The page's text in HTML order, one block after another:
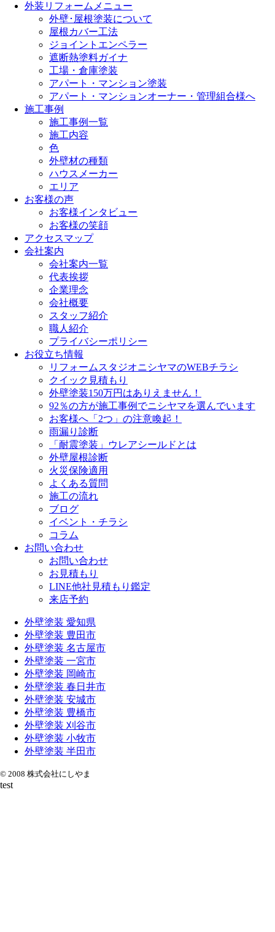
外装リフォームメニュー
外壁･屋根塗装について
屋根カバー工法
ジョイントエンペラー
遮断熱塗料ガイナ
工場・倉庫塗装
アパート・マンション塗装
アパート・マンションオーナー・管理組合様へ
施工事例
施工事例一覧
施工内容
色
外壁材の種類
ハウスメーカー
エリア
お客様の声
お客様インタビュー
お客様の笑顔
アクセスマップ
会社案内
会社案内一覧
代表挨拶
企業理念
会社概要
スタッフ紹介
職人紹介
プライバシーポリシー
お役立ち情報
リフォームスタジオニシヤマのWEBチラシ
クイック見積もり
外壁塗装150万円はありえません！
92％の方が施工事例でニシヤマを選んでいます
お客様へ「2つ」の注意喚起！
雨漏り診断
「耐震塗装」ウレアシールドとは
外壁屋根診断
火災保険適用
よくある質問
施工の流れ
ブログ
イベント・チラシ
コラム
お問い合わせ
お問い合わせ
お見積もり
LINE他社見積もり鑑定
来店予約
外壁塗装 愛知県
外壁塗装 豊田市
外壁塗装 名古屋市
外壁塗装 一宮市
外壁塗装 岡崎市
外壁塗装 春日井市
外壁塗装 安城市
外壁塗装 豊橋市
外壁塗装 刈谷市
外壁塗装 小牧市
外壁塗装 半田市
© 2008 株式会社にしやま
test